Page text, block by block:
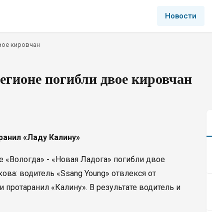
Новости
кировчан
погибли двое кировчан
«Ладу Калину»
«Вологда» - «Новая Ладога» погибли двое
водитель «Ssang Young» отвлекся от
«Калину». В результате водитель и